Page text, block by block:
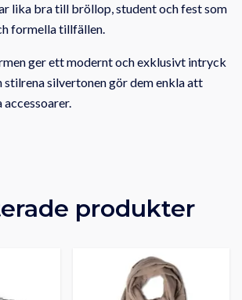
lika bra till bröllop, student och fest som
formella tillfällen.
ger ett modernt och exklusivt intryck
stilrena silvertonen gör dem enkla att
accessoarer.
produkter